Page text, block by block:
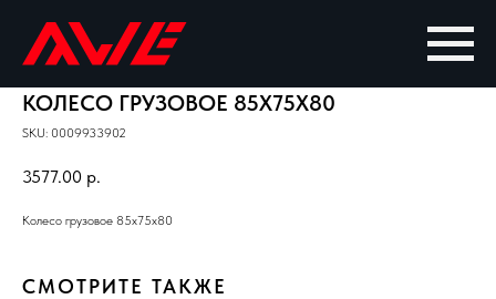
КОЛЕСО ГРУЗОВОЕ 85X75X80
SKU: 0009933902
3577.00 р.
Колесо грузовое 85x75x80
СМОТРИТЕ ТАКЖЕ